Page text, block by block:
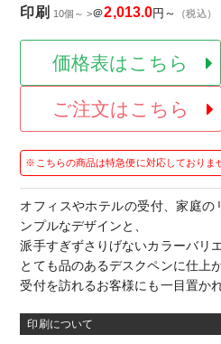
印刷 10個～ >＠2,013.0円～ （税込）
価格表はこちら
ご注文はこちら
※こちらの商品は特急便に対応しておりま
オフィスやホテルの受付、家庭の
ンプルなデザインと、
派手すぎずさりげないカラーバリ
とても品のあるデスクペンに仕上
受付を訪れるお客様にも一目置か
印刷について